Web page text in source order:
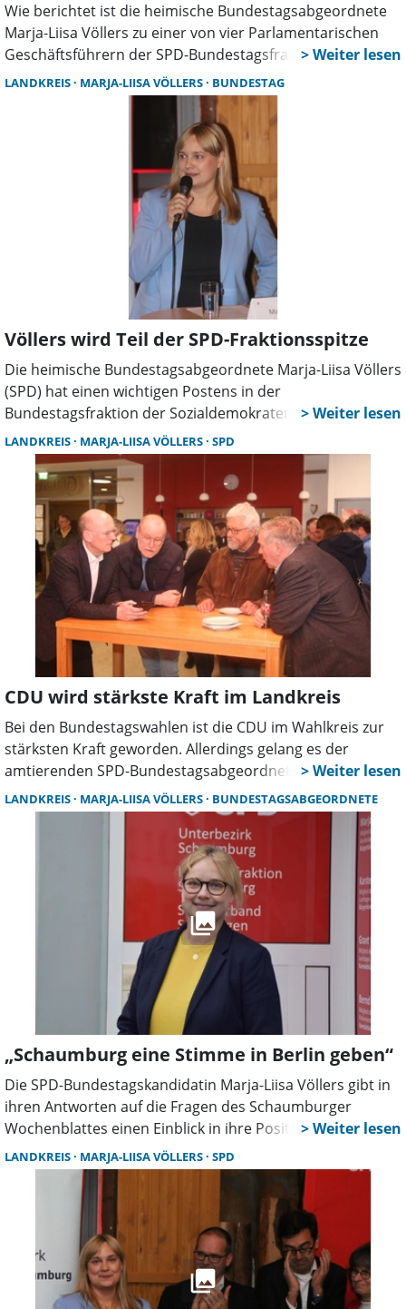
Wie berichtet ist die heimische Bundestagsabgeordnete
Marja-Liisa Völlers zu einer von vier Parlamentarischen
Geschäftsführern der SPD-Bundestagsfraktion gewählt
worden, sie gehört damit in Zukunft zur Fraktionsspitze.
Völlers erklärte auf Anfrage des Schaumburger
Wochenblattes, dass die Zusammenarbeit mit den
Koalitionspartnern von der CDU vertrauensvoll
LANDKREIS MARJA-LIISA VÖLLERS BUNDESTAG
Völlers wird Teil der SPD-Fraktionsspitze
Die heimische Bundestagsabgeordnete Marja-Liisa Völlers
(SPD) hat einen wichtigen Postens in der
Bundestagsfraktion der Sozialdemokraten übernommen.
Mittwoch wurde sie zu einer von vier Parlamentarischen
Geschäftsführerinnen/Geschäftsführern der SPD-Fraktion
gewählt, erhielt bei 117 abgegebenen Stimmen 102 Ja-
Stimmen.
LANDKREIS MARJA-LIISA VÖLLERS SPD
CDU wird stärkste Kraft im Landkreis
Bei den Bundestagswahlen ist die CDU im Wahlkreis zur
stärksten Kraft geworden. Allerdings gelang es der
amtierenden SPD-Bundestagsabgeordneten Marja-Liisa
Völlers ihr Direktmandat im Landkreis zu verteidigen.
Über die Liste schafften mit Rocco Kever von der AfD und
Anne-Mieke Bremer (Linke) zwei weitere Kandidaten aus
dem Wahlkreis Nienburg II-Schaumburg den Sprung in
LANDKREIS MARJA-LIISA VÖLLERS BUNDESTAGSABGEORDNETE
„Schaumburg eine Stimme in Berlin geben“
Die SPD-Bundestagskandidatin Marja-Liisa Völlers gibt in
ihren Antworten auf die Fragen des Schaumburger
Wochenblattes einen Einblick in ihre Positionen.
LANDKREIS MARJA-LIISA VÖLLERS SPD